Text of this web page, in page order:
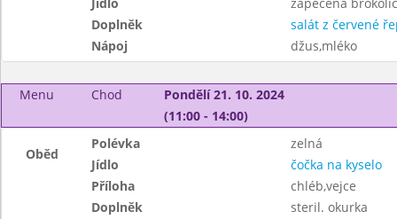
Doplněk
salát z červené
Nápoj
džus,mléko
Menu Chod
Pondělí 21. 10. 2024
(11:00 - 14:00)
Oběd
Polévka
zelná
Jídlo
čočka na kyselo
Příloha
chléb,vejce
Doplněk
steril. okurka